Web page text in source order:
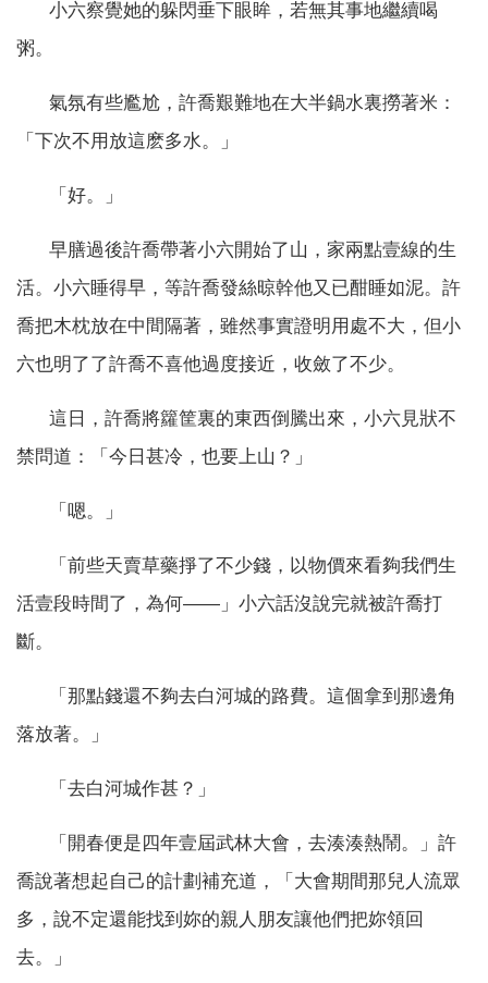
小六察覺她的躲閃垂下眼眸，若無其事地繼續喝
粥。
氣氛有些尷尬，許喬艱難地在大半鍋水裏撈著米：
「下次不用放這麽多水。」
「好。」
早膳過後許喬帶著小六開始了山，家兩點壹線的生
活。小六睡得早，等許喬發絲晾幹他又已酣睡如泥。許
喬把木枕放在中間隔著，雖然事實證明用處不大，但小
六也明了了許喬不喜他過度接近，收斂了不少。
這日，許喬將籮筐裏的東西倒騰出來，小六見狀不
禁問道：「今日甚冷，也要上山？」
「嗯。」
「前些天賣草藥掙了不少錢，以物價來看夠我們生
活壹段時間了，為何——」小六話沒說完就被許喬打
斷。
「那點錢還不夠去白河城的路費。這個拿到那邊角
落放著。」
「去白河城作甚？」
「開春便是四年壹屆武林大會，去湊湊熱鬧。」許
喬說著想起自己的計劃補充道，「大會期間那兒人流眾
多，說不定還能找到妳的親人朋友讓他們把妳領回
去。」